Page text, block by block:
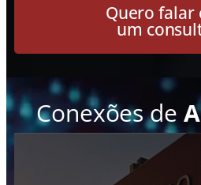
Quero falar
um
Conexões de